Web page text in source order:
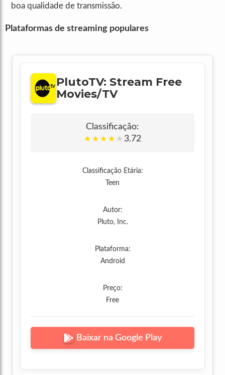
boa qualidade de transmissão.
Plataformas de streaming populares
PlutoTV: Stream Free
Movies/TV
Classificação:
★ ★ ★ ★ ★ 3.72
Classificação Etária:
Teen
Autor:
Pluto, Inc.
Plataforma:
Android
Preço:
Free
Baixar na Google Play